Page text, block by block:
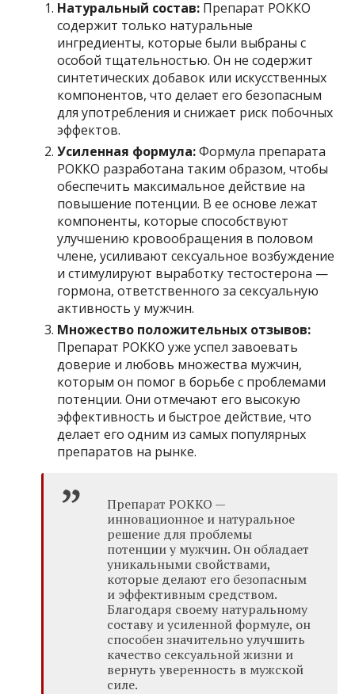
Натуральный состав: Препарат РОККО
содержит только натуральные
ингредиенты, которые были выбраны с
особой тщательностью. Он не содержит
синтетических добавок или искусственных
компонентов, что делает его безопасным
для употребления и снижает риск побочных
эффектов.
Усиленная формула:Формула препарата
РОККО разработана таким образом, чтобы
обеспечить максимальное действие на
повышение потенции. В ее основе лежат
компоненты, которые способствуют
улучшению кровообращения в половом
члене, усиливают сексуальное возбуждение
и стимулируют выработку тестостерона —
гормона, ответственного за сексуальную
активность у мужчин.
Множество положительных отзывов:
Препарат РОККО уже успел завоевать
доверие и любовь множества мужчин,
которым он помог в борьбе с проблемами
потенции. Они отмечают его высокую
эффективность и быстрое действие, что
делает его одним из самых популярных
препаратов на рынке.
Препарат РОККО —
инновационное и натуральное
решение для проблемы
потенции у мужчин. Он обладает
уникальными свойствами,
которые делают его безопасным
и эффективным средством.
Благодаря своему натуральному
составу и усиленной формуле, он
способен значительно улучшить
качество сексуальной жизни и
вернуть уверенность в мужской
силе.